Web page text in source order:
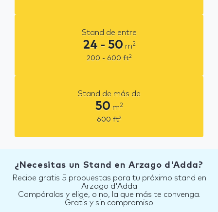
Stand de entre
24 - 50 m2
200 - 600 ft2
Stand de más de
50 m2
600 ft2
¿Necesitas un Stand en Arzago d'Adda?
Recibe gratis 5 propuestas para tu próximo stand en
Arzago d'Adda
Compáralas y elige, o no, la que más te convenga.
Gratis y sin compromiso